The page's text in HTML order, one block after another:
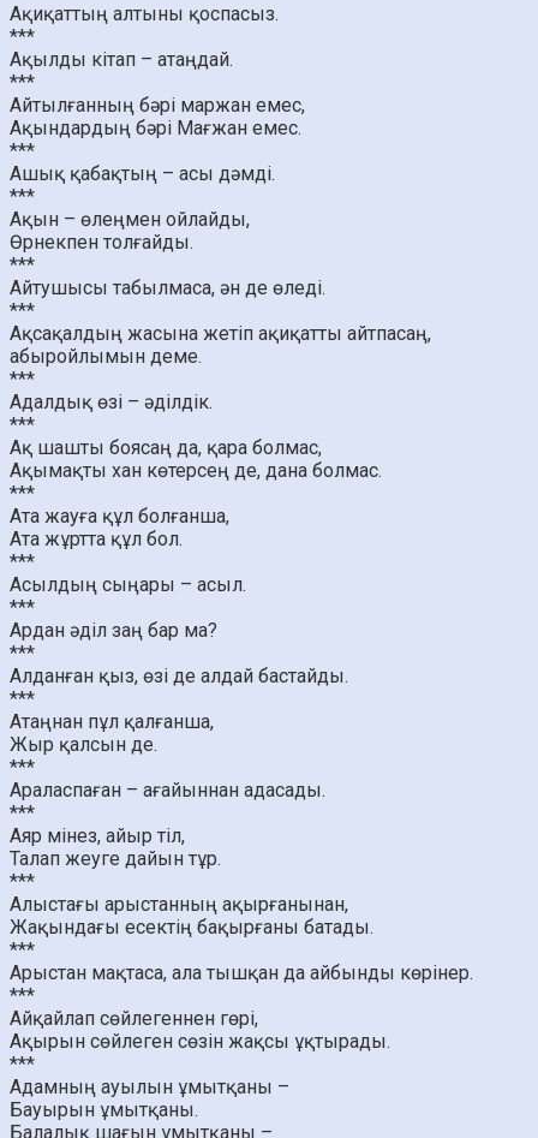
Ақиқаттың алтыны қоспасыз.
***
Ақылды кітап – атаңдай.
***
Айтылғанның бәрі маржан емес,
Ақындардың бәрі Мағжан емес.
***
Ашық қабақтың – асы дәмді.
***
Ақын – өлеңмен ойлайды,
Өрнекпен толғайды.
***
Айтушысы табылмаса, ән де өледі.
***
Ақсақалдың жасына жетіп ақиқатты айтпасаң,
абыройлымын деме.
***
Адалдық өзі – әділдік.
***
Ақ шашты боясаң да, қара болмас,
Ақымақты хан көтерсең де, дана болмас.
***
Ата жауға құл болғанша,
Ата жұртта құл бол.
***
Асылдың сыңары – асыл.
***
Ардан әділ заң бар ма?
***
Алданған қыз, өзі де алдай бастайды.
***
Атаңнан пұл қалғанша,
Жыр қалсын де.
***
Араласпаған – ағайыннан адасады.
***
Аяр мінез, айыр тіл,
Талап жеуге дайын тұр.
***
Алыстағы арыстанның ақырғанынан,
Жақындағы есектің бақырғаны батады.
***
Арыстан мақтаса, ала тышқан да айбынды көрінер.
***
Айқайлап сөйлегеннен гөрі,
Ақырын сөйлеген сөзін жақсы ұқтырады.
***
Адамның ауылын ұмытқаны –
Бауырын ұмытқаны.
Балалық шағын ұмытқаны –